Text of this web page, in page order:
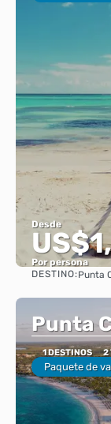
Desde
Por persona
DESTINO:Punta
Punta
1 DESTINOS 2
Paquete de